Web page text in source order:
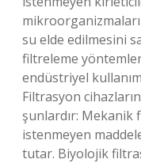
su elde edilmesini
filtreleme
endüstriyel
Filtrasyon
şunlardır: Mekanik
istenmeyen
tutar. Biyolojik